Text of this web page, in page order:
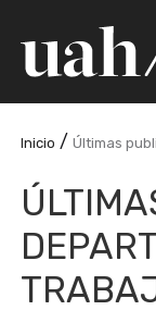
Inicio /Últimas